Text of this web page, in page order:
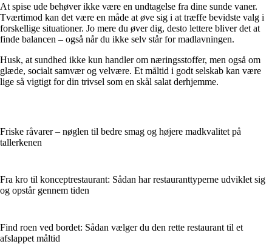
At spise ude behøver ikke være en undtagelse fra dine sunde vaner.
Tværtimod kan det være en måde at øve sig i at træffe bevidste valg i
forskellige situationer. Jo mere du øver dig, desto lettere bliver det at
finde balancen – også når du ikke selv står for madlavningen.
Husk, at sundhed ikke kun handler om næringsstoffer, men også om
glæde, socialt samvær og velvære. Et måltid i godt selskab kan være
lige så vigtigt for din trivsel som en skål salat derhjemme.
Friske råvarer – nøglen til bedre smag og højere madkvalitet på
tallerkenen
Fra kro til konceptrestaurant: Sådan har restauranttyperne udviklet sig
og opstår gennem tiden
Find roen ved bordet: Sådan vælger du den rette restaurant til et
afslappet måltid